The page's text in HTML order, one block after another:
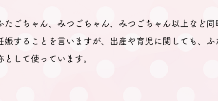
ごちゃん、みつごちゃん、みつごちゃん以上など同
娠することを言いますが、出産や育児に関しても、ふ
として使っています。